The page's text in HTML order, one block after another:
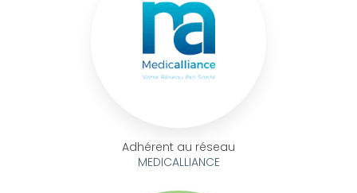
Adhérent au réseau
MEDICALLIANCE